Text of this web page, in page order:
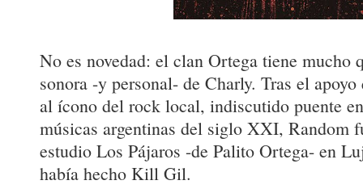
No es novedad: el clan Ortega tiene mucho
sonora -y personal- de Charly. Tras el
al ícono del rock local, indiscutido puente
músicas argentinas del siglo XXI, Random
estudio Los Pájaros -de Palito Ortega- en
había hecho Kill Gil.